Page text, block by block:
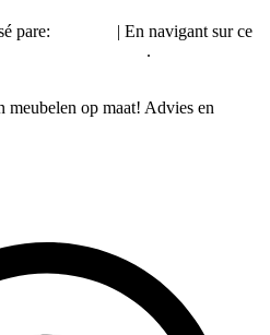
pare:
| En navigant sur ce
.
meubelen op maat! Advies en